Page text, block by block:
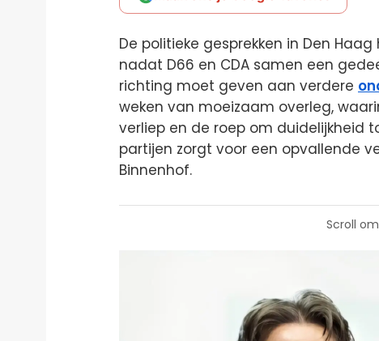
De politieke gesprekken in Den
nadat D66 en CDA samen een
richting moet geven aan verdere
weken van moeizaam overleg,
verliep en de roep om duidelijkheid
partijen zorgt voor een opvallende
Binnenhof.
Scroll